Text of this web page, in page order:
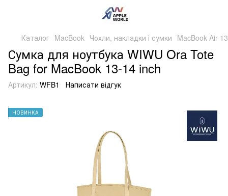
Каталог MacBook Чохли, накладки і сумки MacBook Air
Сумка для ноутбука WIWU Ora Tote
Bag for MacBook 13-14 inch
Артикул: WFB1 Написати відгук
НОВИНКА